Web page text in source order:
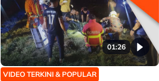
01:26
VIDEO TERKINI & POPULAR